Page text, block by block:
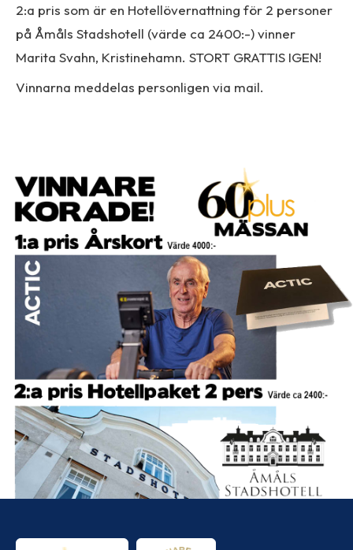
2:a pris som är en Hotellövernattning för 2 personer
på Åmåls Stadshotell (värde ca 2400:-) vinner
Marita Svahn, Kristinehamn. STORT GRATTIS IGEN!
Vinnarna meddelas personligen via mail.